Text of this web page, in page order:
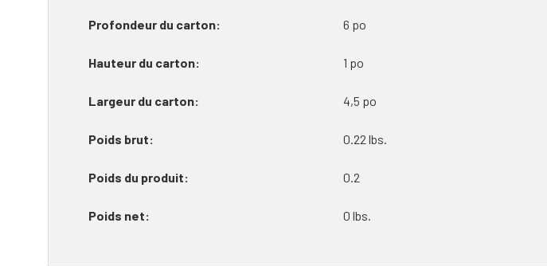
Profondeur du carton 6 po
Hauteur du carton 1 po
Largeur du carton 4,5 po
Poids brut 0.22 lbs.
Poids du produit 0.2
Poids net 0 lbs.